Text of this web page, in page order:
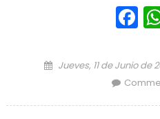
Posted on
Jueves, 11 de Junio de